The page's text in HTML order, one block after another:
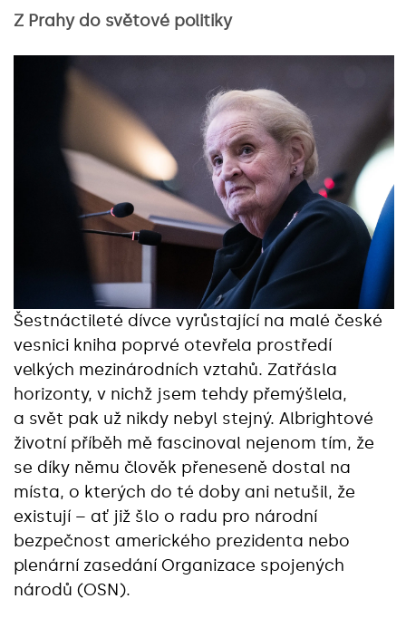
Z Prahy do světové politiky
Šestnáctileté dívce vyrůstající na malé české
vesnici kniha poprvé otevřela prostředí
velkých mezinárodních vztahů. Zatřásla
horizonty, v nichž jsem tehdy přemýšlela,
a svět pak už nikdy nebyl stejný. Albrightové
životní příběh mě fascinoval nejenom tím, že
se díky němu člověk přeneseně dostal na
místa, o kterých do té doby ani netušil, že
existují – ať již šlo o radu pro národní
bezpečnost amerického prezidenta nebo
plenární zasedání Organizace spojených
národů (OSN).